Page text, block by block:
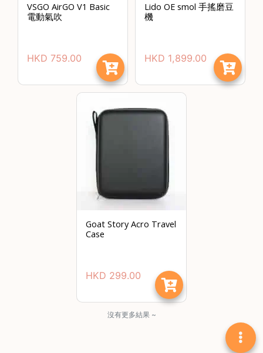
VSGO AirGO V1 Basic
電動氣吹
HKD 759.00
Lido OE smol 手搖磨豆
機
HKD 1,899.00
Goat Story Acro Travel
Case
HKD 299.00
沒有更多結果 ~